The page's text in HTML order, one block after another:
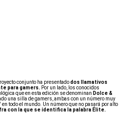
conjunto ha presentadodos llamativos
para gamers. Por un lado, los conocidos
que en esta edición se denominan Dolce &
una silla de gamers, ambas con un número muy
todo el mundo. Un número que no pasará por alto
con la que se identifica la palabra Élite.